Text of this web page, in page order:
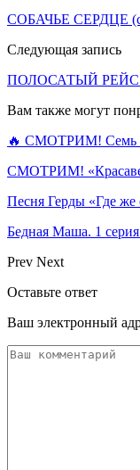
СОБАЧЬЕ СЕРДЦЕ
Следующая запись
ПОЛОСАТЫЙ РЕЙС
Вам также могут
🔥 СМОТРИМ! Семь
СМОТРИМ!
Песня Герды «Где
Бедная Маша. 1
Prev Next
Оставьте ответ
Ваш электронный